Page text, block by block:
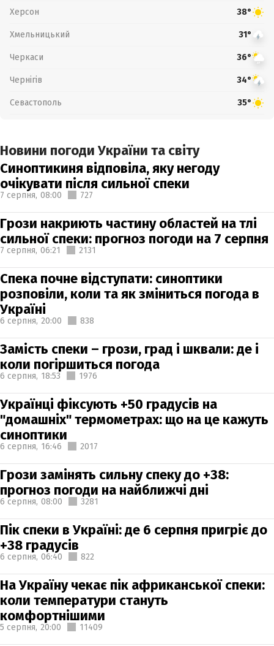
Херсон 38°
Хмельницький 31°
Черкаси 36°
Чернігів 34°
Севастополь 35°
Новини погоди України та світу
Синоптикиня відповіла, яку негоду
очікувати після сильної спеки
7 серпня, 08:00 727
Грози накриють частину областей на тлі
сильної спеки: прогноз погоди на 7 серпня
7 серпня, 06:21 2131
Спека почне відступати: синоптики
розповіли, коли та як зміниться погода в
Україні
6 серпня, 20:00 838
Замість спеки – грози, град і шквали: де і
коли погіршиться погода
6 серпня, 18:53 1976
Українці фіксують +50 градусів на
"домашніх" термометрах: що на це кажуть
синоптики
6 серпня, 16:46 2017
Грози замінять сильну спеку до +38:
прогноз погоди на найближчі дні
6 серпня, 08:00 3281
Пік спеки в Україні: де 6 серпня пригріє до
+38 градусів
6 серпня, 06:40 822
На Україну чекає пік африканської спеки:
коли температури стануть
комфортнішими
5 серпня, 20:00 11409